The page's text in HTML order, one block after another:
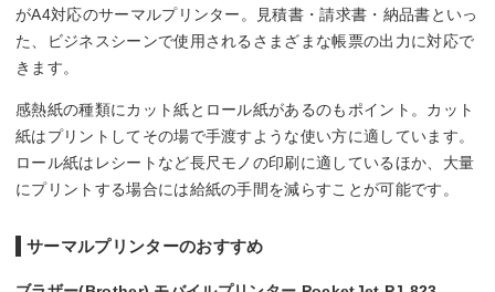
がA4対応のサーマルプリンター。見積書・請求書・納品書といっ
た、ビジネスシーンで使用されるさまざまな帳票の出力に対応で
きます。
感熱紙の種類にカット紙とロール紙があるのもポイント。カット
紙はプリントしてその場で手渡すような使い方に適しています。
ロール紙はレシートなど長尺モノの印刷に適しているほか、大量
にプリントする場合には給紙の手間を減らすことが可能です。
サーマルプリンターのおすすめ